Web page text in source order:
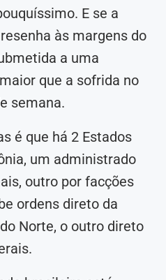
E se a
às margens do
a uma
que a sofrida no
semana.
é que há 2 Estados
um administrado
outro por facções
ordens direto da
Norte, o outro direto